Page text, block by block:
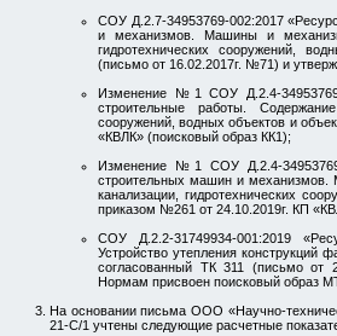
СОУ Д.2.7-34953769-002:2017
и механизмов. Машины и
гидротехнических сооружений,
(письмо от 16.02.2017г. №71) и
Изменение №1 СОУ Д.2.4-
строительные работы.
сооружений, водных объектов и
«КВЛК» (поисковый образ КК1);
Изменение №1 СОУ Д.2.4-
строительных машин и
канализации, гидротехнических
приказом №261 от 24.10.2019г. КП
СОУ Д.2.2-31749934-001:2019
Устройство утепления конструкций
согласованный ТК 311 (письмо
Нормам присвоен поисковый образ
На основании письма ООО «Научно-
21-С/1 учтены следующие расчетные